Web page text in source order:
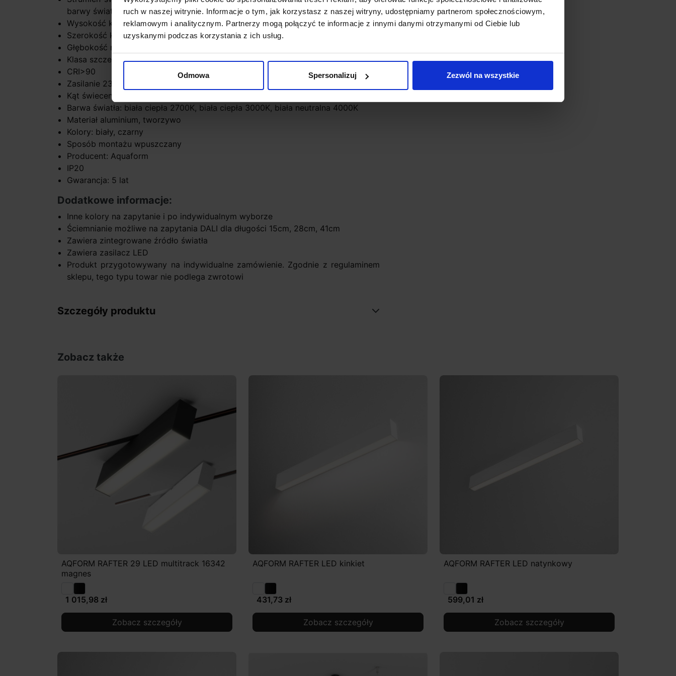
ruch w naszej witrynie. Informacje o tym, jak korzystasz z naszej witryny, udostępniamy partnerom społecznościowym,
reklamowym i analitycznym. Partnerzy mogą połączyć te informacje z innymi danymi otrzymanymi od Ciebie lub
uzyskanymi podczas korzystania z ich usług.
Odmowa Spersonalizuj Zezwól na wszystkie
barwy światła
Wysokość korpusu 5cm
Szerokość korpusu 4,5cm
Głębokość montażu: min 7cm
Klasa szczelności IP20
CRI>90
Zasilanie 230V
Kąt świecenia 37° lub 50°
Barwa światła: biała ciepła 2700K, biała ciepła 3000K, biała neutralna 4000K
Materiał aluminium, tworzywo
Kolory: biały, czarny
Sposób montażu wpuszczany
Producent: Aquaform
IP20
Gwarancja: 5 lat
Dodatkowe informacje:
Inne kolory na zapytanie i po indywidualnym wyborze
Ściemnianie możliwe na zapytania DALI dla długości 15cm, 28cm, 41cm
Zawiera zintegrowane źródło światła
Zawiera zasilacz LED
Produkt przygotowywany na indywidualne zamówienie. Zgodnie z regulaminem
sklepu, tego typu towar nie podlega zwrotowi
Szczegóły produktu
Zobacz także
AQFORM RAFTER 29 LED multitrack 16342
magnes
1 015,98 zł
Zobacz szczegóły
AQFORM RAFTER LED kinkiet
431,73 zł
Zobacz szczegóły
AQFORM RAFTER LED natynkowy
599,01 zł
Zobacz szczegóły